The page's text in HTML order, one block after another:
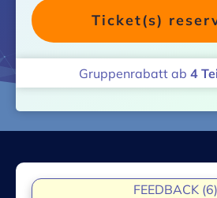
Ticket(s)
Gruppenrabatt ab 4
FEEDBACK